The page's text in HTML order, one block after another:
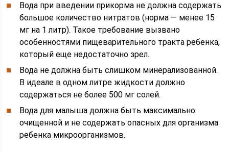
Вода при введении прикорма не должна содержать
большое количество нитратов (норма — менее 15
мг на 1 литр). Такое требование вызвано
особенностями пищеварительного тракта ребенка,
который еще недостаточно зрел.
Вода не должна быть слишком минерализованной.
В идеале в одном литре жидкости должно
содержаться не более 500 мг солей.
Вода для малыша должна быть максимально
очищенной и не содержать опасных для организма
ребенка микроорганизмов.